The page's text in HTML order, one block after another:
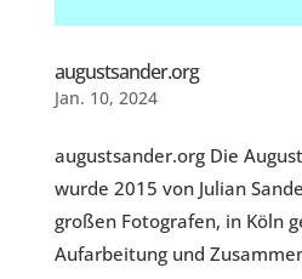
augustsander.org
Jan. 10, 2024
augustsander.org Die
wurde 2015 von Julian
großen Fotografen, in Köln
Aufarbeitung und